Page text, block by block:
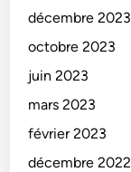
décembre 2023
octobre 2023
juin 2023
mars 2023
février 2023
décembre 2022